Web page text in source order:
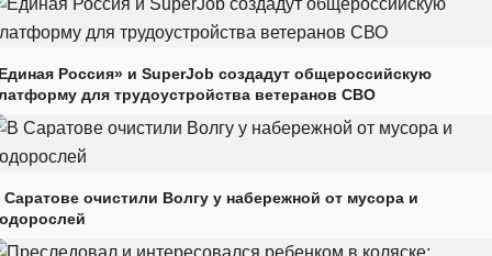
Россия» и SuperJob создадут общероссийскую
для трудоустройства ветеранов СВО
Саратове очистили Волгу у набережной от мусора и